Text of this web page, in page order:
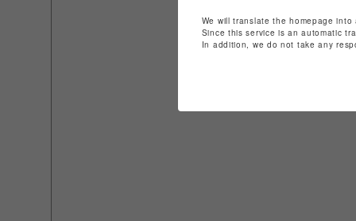
We will translate the homepage
Since this service is an automatic
In addition, we do not take any